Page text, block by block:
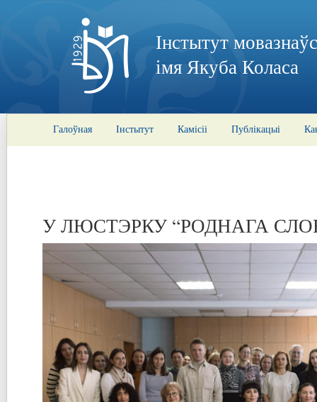
Інстытут
імя Якуба Коласа
Галоўная Інстытут Камісіі Публікацыі
У ЛЮСТЭРКУ “РОДНАГА